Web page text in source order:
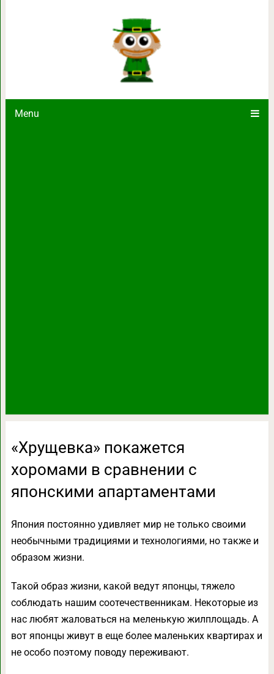
Menu
«Хрущевка» покажется
«Хрущевка» покажется
хоромами в сравнении с
японскими апартаментами
Япония постоянно удивляет мир не только своими
необычными традициями и технологиями, но также и
образом жизни.
Такой образ жизни, какой ведут японцы, тяжело
соблюдать нашим соотечественникам. Некоторые из
нас любят жаловаться на меленькую жилплощадь. А
вот японцы живут в еще более маленьких квартирах и
не особо поэтому поводу переживают.